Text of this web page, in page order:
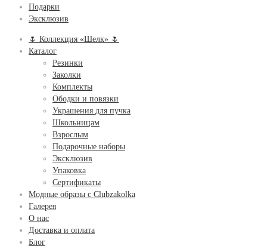
Подарки
Эксклюзив
🌷 Коллекция «Шелк» 🌷
Каталог
Резинки
Заколки
Комплекты
Ободки и повязки
Украшения для пучка
Школьницам
Взрослым
Подарочные наборы
Эксклюзив
Упаковка
Сертификаты
Модные образы с Clubzakolka
Галерея
О нас
Доставка и оплата
Блог